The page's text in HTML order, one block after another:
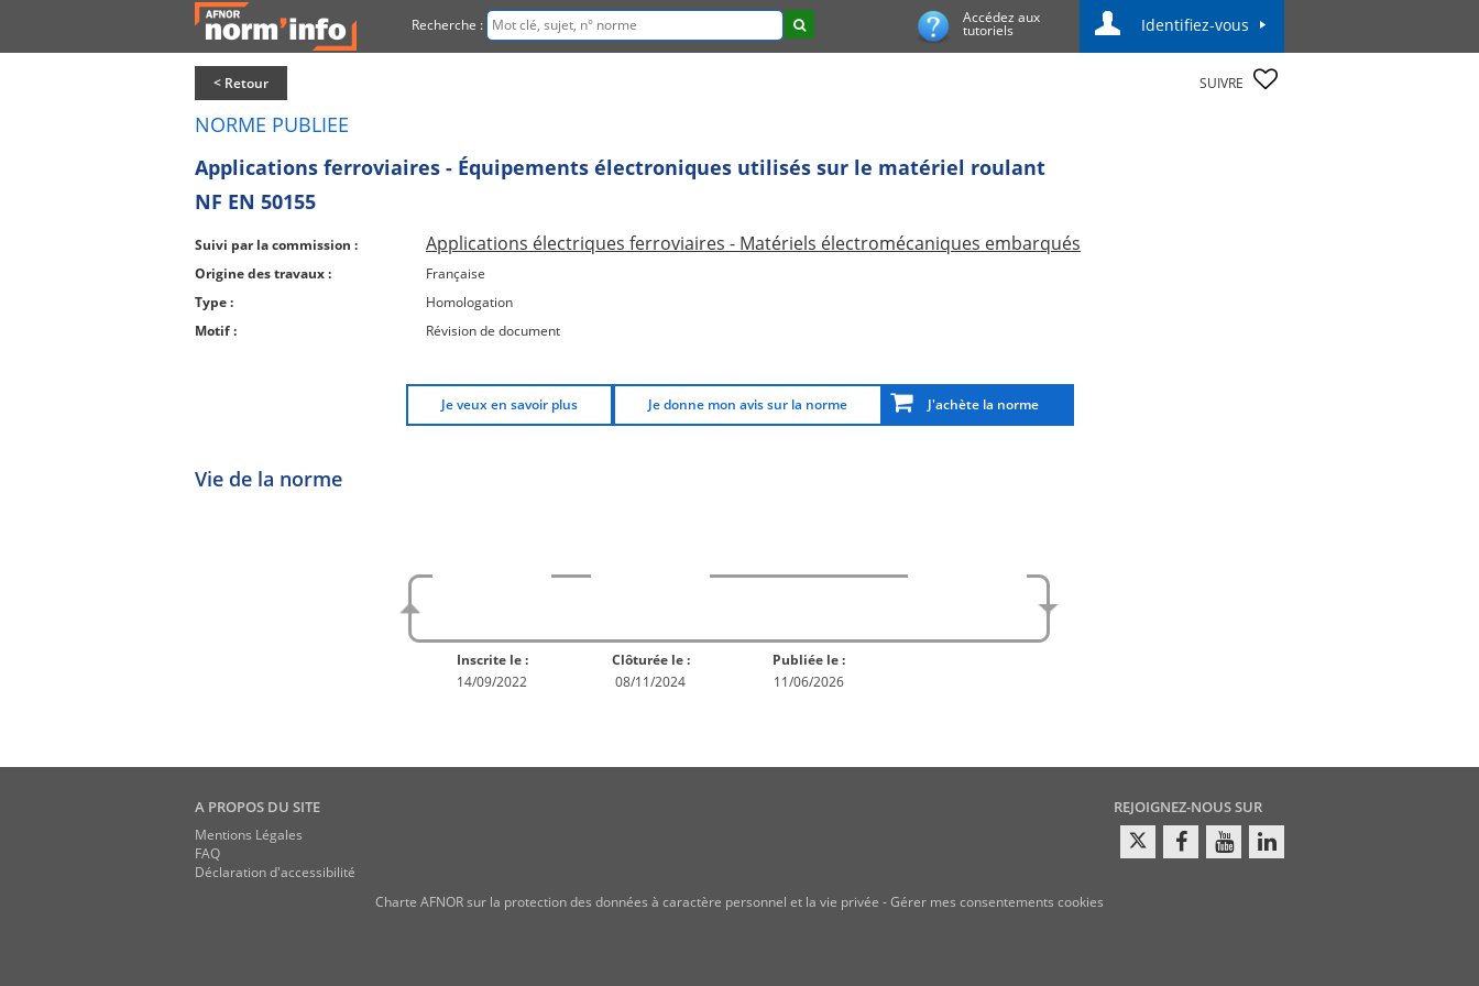
Recherche : Accédez aux
tutoriels Identifiez-vous
< Retour SUIVRE
NORME PUBLIEE
Applications ferroviaires - Équipements électroniques utilisés sur le matériel roulant
NF EN 50155
Suivi par la commission : Applications électriques ferroviaires - Matériels électromécaniques embarqués
Origine des travaux :
Française
Type :
Homologation
Motif :
Révision de document
Je veux en savoir plus Je donne mon avis sur la norme J'achète la norme
Vie de la norme
Inscrite le :
14/09/2022
Clôturée le :
08/11/2024
Publiée le :
11/06/2026
A PROPOS DU SITE
Mentions Légales
FAQ
Déclaration d'accessibilité
REJOIGNEZ-NOUS SUR
Charte AFNOR sur la protection des données à caractère personnel et la vie privée -Gérer mes consentements cookies